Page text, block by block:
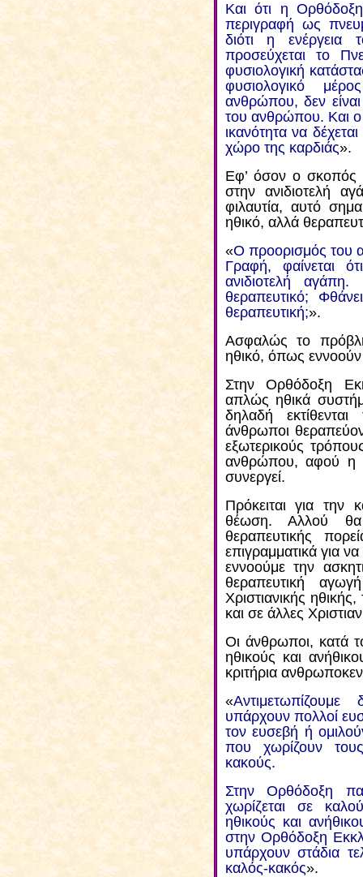
Και ότι η
περιγραφή ως
διότι η
προσεύχεται το
φυσιολογική
φυσιολογικό
ανθρώπου, δεν
του ανθρώπου. Και ο
ικανότητα να
χώρο της καρδιάς».
Εφ’ όσον ο σκοπός
στην ανιδιοτελή
φιλαυτία, αυτό
ηθικό, αλλά
«Ο προορισμός του
Γραφή, φαίνεται
ανιδιοτελή
θεραπευτικό;
θεραπευτική;».
Ασφαλώς το
ηθικό, όπως
Στην Ορθόδοξη
απλώς ηθικά
δηλαδή
άνθρωποι
εξωτερικούς
ανθρώπου, αφού η
συνεργεί.
Πρόκειται για την
θέωση. Αλλού θα
θεραπευτικής
επιγραμματικά για
εννοούμε την
θεραπευτική
Χριστιανικής
και σε άλλες
Οι άνθρωποι, κατά
ηθικούς και
κριτήρια
«
υπάρχουν πολλοί
τον ευσεβή ή
που χωρίζουν
κακούς.
Στην Ορθόδοξη
χωρίζεται σε
ηθικούς και
στην Ορθόδοξη
υπάρχουν στάδια
καλός-κακός».